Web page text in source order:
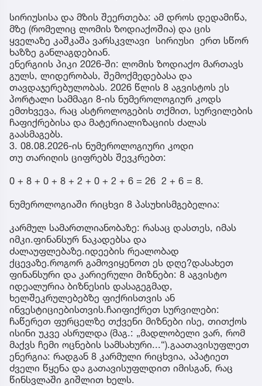
სირიუსისა და მზის შეერთება: ამ დროს დედამიწა,
მზე (რომელიც ლომის ზოდიაქოშია) და ცის
ყველაზე კაშკაშა ვარსკვლავი სირიუსი ერთ სწორ
ხაზზე განლაგდებიან.
ენერგიის პიკი 2026-ში: ლომის ზოდიაქო მართავს
გულს, ლიდერობას, შემოქმედებასა და
თავდაჯერებულობას. 2026 წლის 8 აგვისტოს ეს
პორტალი სამმაგი 8-ის ნუმეროლოგიურ კოდს
ემთხვევა, რაც ასტროლოგების თქმით, სურვილების
ჩაფიქრებისა და მატერიალიზაციის ძალას
გაასმაგებს.
3. 08.08.2026-ის ნუმეროლოგიური კოდი
თუ თარიღის ციფრებს შევკრებთ:
0 + 8 + 0 + 8 + 2 + 0 + 2 + 6 = 26 2 + 6 = 8.
ნუმეროლოგიაში რიცხვი 8 პასუხისმგებელია:
კარმულ სამართლიანობაზე: რასაც დასთეს, იმას
იმკი.ფინანსურ ნაკადებსა და
ძალაუფლებაზე.იდეების რეალობად
ქცევაზე.როგორ გამოვიყენოთ ეს დღე?დასახეთ
ფინანსური და კარიერული მიზნები: 8 აგვისტო
იდეალურია ბიზნესის დასაგეგმად,
ხელშეკრულებებზე ფიქრისთვის ან
ინვესტიციებისთვის.ჩაიფიქრეთ სურვილები:
ჩაწერეთ ფურცელზე თქვენი მიზნები ისე, თითქოს
ისინი უკვე ასრულდა (მაგ.: „მადლობელი ვარ, რომ
მაქვს ჩემი ოცნების სამსახური...“).გაათავისუფლეთ
ენერგია: რადგან 8 კარმული რიცხვია, აპატიეთ
ძველი წყენა და გათავისუფლდით იმისგან, რაც
წინსვლაში გიშლით ხელს.